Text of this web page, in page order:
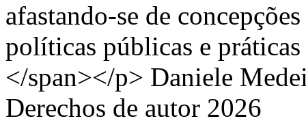
afastando-se de
políticas públicas e
</span></p> Daniele
Derechos de autor 2026